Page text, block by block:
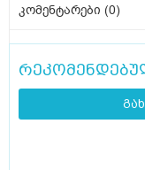
კომენტარები (0)